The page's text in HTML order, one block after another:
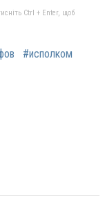
Ctrl + Enter, щоб
#исполком